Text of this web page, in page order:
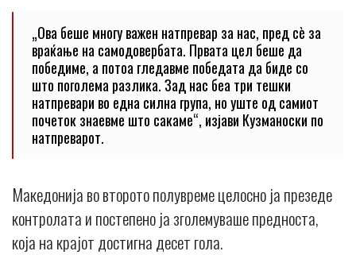
„Ова беше многу важен натпревар за нас, пред сè за
враќање на самодовербата. Првата цел беше да
победиме, а потоа гледавме победата да биде со
што поголема разлика. Зад нас беа три тешки
натпревари во една силна група, но уште од самиот
почеток знаевме што сакаме“, изјави Кузманоски по
натпреварот.
Македонија во второто полувреме целосно ја презеде
контролата и постепено ја зголемуваше предноста,
која на крајот достигна десет гола.